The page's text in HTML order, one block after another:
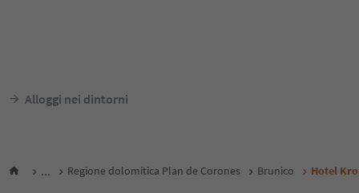
Alloggi nei dintorni
... Regione dolomitica Plan de Corones Brunico Hotel